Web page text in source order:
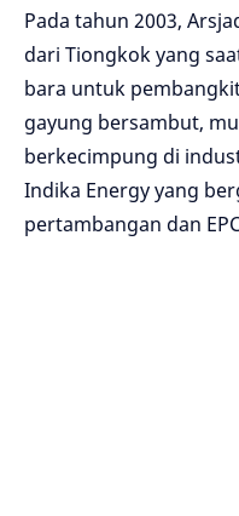
Pada tahun 2003,
dari Tiongkok yang
bara untuk
gayung bersambut,
berkecimpung di
Indika Energy yang
pertambangan dan